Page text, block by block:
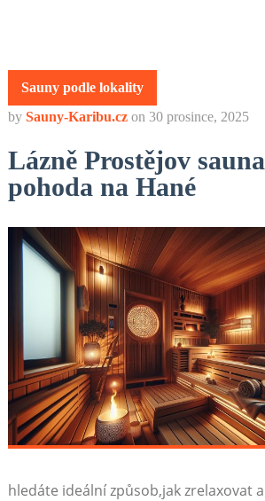
Sauny podle lokality
by Sauny-Karibu.cz on 30 prosince, 2025
Lázně Prostějov
pohoda na Hané
hledáte ideální způsob,jak zrelaxovat